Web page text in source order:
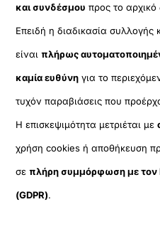
και συνδέσμου προς το
Επειδή η διαδικασία συλλογής
είναιπλήρως
καμία ευθύνη για το
τυχόν παραβιάσεις που
Η επισκεψιμότητα μετριέται με
χρήση cookies ή αποθήκευση
σεπλήρη συμμόρφωση με τον
(GDPR).